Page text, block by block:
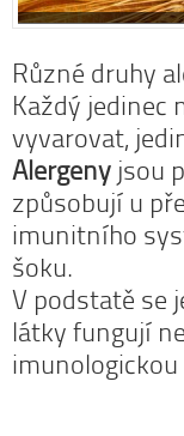
Různé druhy
Každý jedinec
vyvarovat,
Alergeny jsou
způsobují u
imunitního
šoku.
V podstatě se
látky fungují